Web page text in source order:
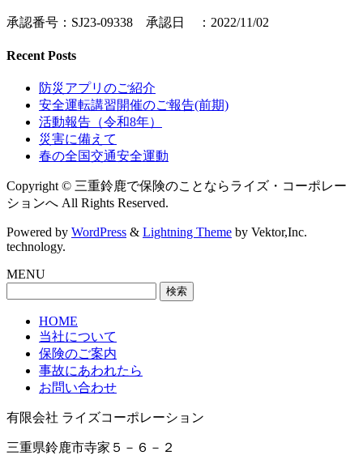
承認番号：SJ23-09338 承認日 ：2022/11/02
Recent Posts
防災アプリのご紹介
安全運転講習開催のご報告(前期)
活動報告（令和8年）
災害に備えて
春の全国交通安全運動
Copyright © 三重鈴鹿で保険のことならライズ・コーポレー
ションへ All Rights Reserved.
Powered by WordPress & Lightning Theme by Vektor,Inc.
technology.
MENU
HOME
当社について
保険のご案内
事故にあわれたら
お問い合わせ
有限会社 ライズコーポレーション
三重県鈴鹿市寺家５－６－２